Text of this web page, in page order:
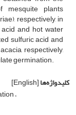
mesquite plants
respectively, in
and hot water
sulfuric acid and
respectively,
germination.
کلیدواژه‌ها[English]